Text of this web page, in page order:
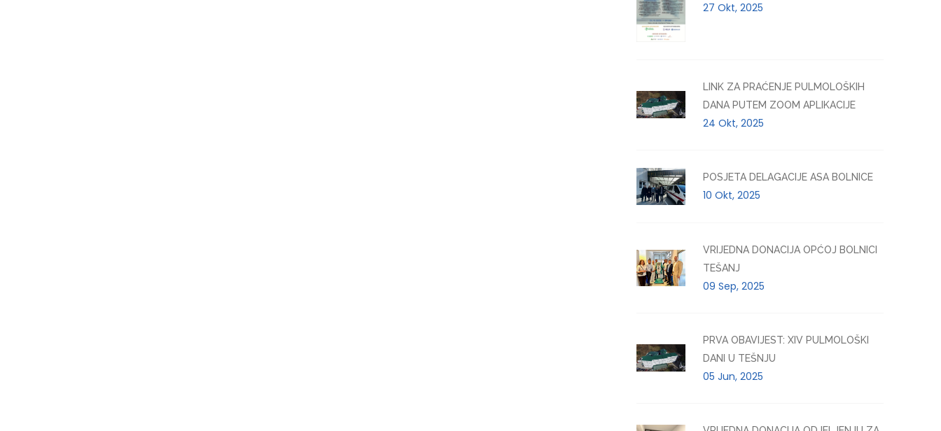
27 Okt, 2025
LINK ZA PRAĆENJE PULMOLOŠKIH
DANA PUTEM ZOOM APLIKACIJE
24 Okt, 2025
POSJETA DELAGACIJE ASA BOLNICE
10 Okt, 2025
VRIJEDNA DONACIJA OPĆOJ BOLNICI
TEŠANJ
09 Sep, 2025
PRVA OBAVIJEST: XIV PULMOLOŠKI
DANI U TEŠNJU
05 Jun, 2025